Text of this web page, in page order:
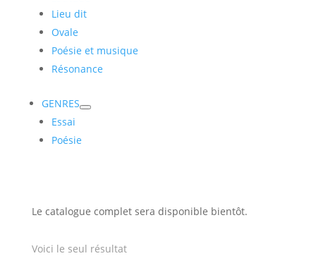
Lieu dit
Ovale
Poésie et musique
Résonance
GENRES
Essai
Poésie
Le catalogue complet sera disponible bientôt.
Voici le seul résultat